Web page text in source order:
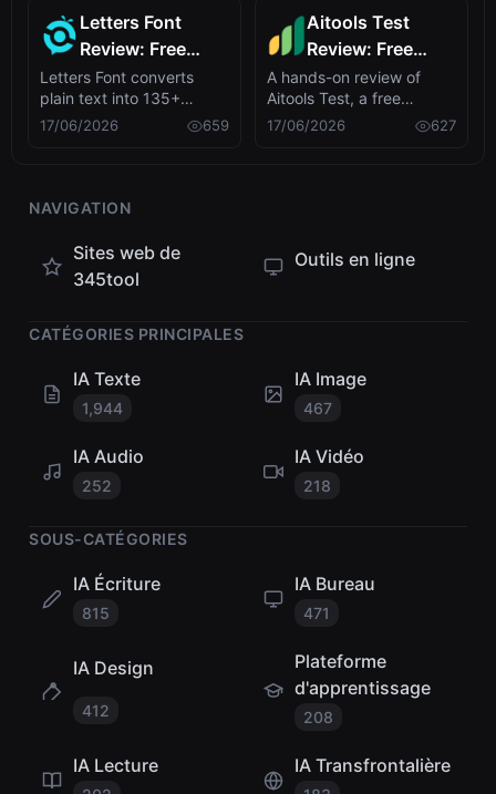
Letters Font
Review: Free
Unicode Font
Generator for
Instagram &
Letters Font converts
plain text into 135+
stylish Unicode fonts with
17/06/2026 659
Aitools Test
Review: Free
Browser-Based
AI Detector,
Token Counter &
A hands-on review of
Aitools Test, a free
privacy-first browser tool
17/06/2026 627
NAVIGATION
Sites web de
345tool
Outils en ligne
CATÉGORIES PRINCIPALES
IA Texte
1,944
IA Image
467
IA Audio
252
IA Vidéo
218
SOUS-CATÉGORIES
IA Écriture
815
IA Bureau
471
IA Design
412
Plateforme
d'apprentissage
208
IA Lecture IA Transfrontalière